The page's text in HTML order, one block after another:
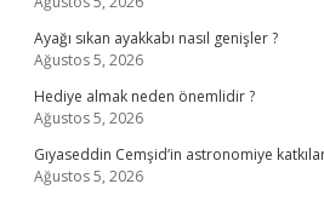
Ayağı sıkan ayakkabı nasıl genişler ?
Ağustos 5, 2026
Hediye almak neden önemlidir ?
Ağustos 5, 2026
Gıyaseddin Cemşid’in astronomiye
Ağustos 5, 2026